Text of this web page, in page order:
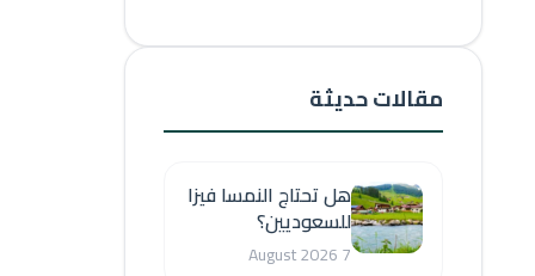
مقالات حديثة
هل تحتاج النمسا فيزا
للسعوديين؟
7 August 2026